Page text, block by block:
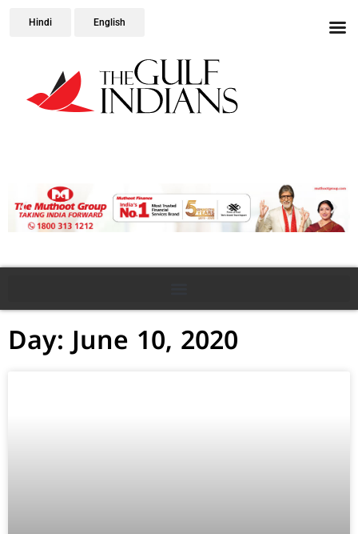
Hindi English
Day: June 10, 2020